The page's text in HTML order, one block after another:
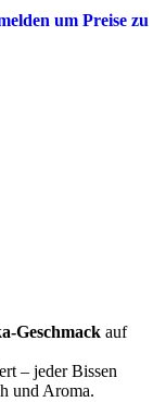
um Preise zu
Geschmack auf
– jeder Bissen
und Aroma.